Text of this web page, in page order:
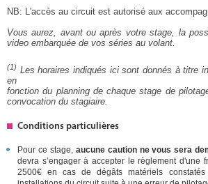
NB: L'accès au circuit est autorisé aux
Vous aurez, avant ou après votre stage, la
video embarquée de vos séries au volant.
(1) Les horaires indiqués ici sont donnés à titre
en
fonction du planning de chaque stage de
convocation du stagiaire.
Conditions particulières
Pour ce stage, aucune caution ne vous sera
devra s’engager à accepter le règlement d'une
2500€ en cas de dégâts matériels